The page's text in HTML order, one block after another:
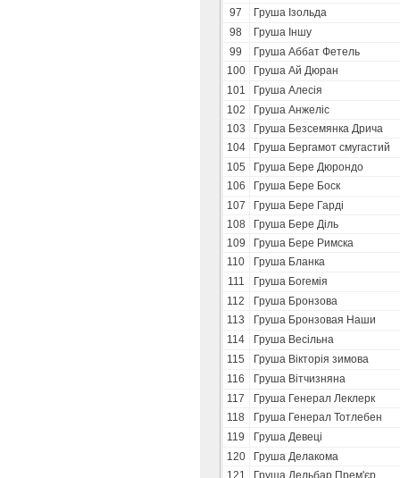
97
Груша Ізольда
98
Груша Іншу
99
Груша Аббат Фетель
100
Груша Ай Дюран
101
Груша Алесія
102
Груша Анжеліс
103
Груша Безсемянка Дрича
104
Груша Бергамот смугастий
105
Груша Бере Дюрондо
106
Груша Бере Боск
107
Груша Бере Гарді
108
Груша Бере Діль
109
Груша Бере Римска
110
Груша Бланка
111
Груша Богемія
112
Груша Бронзова
113
Груша Бронзовая Наши
114
Груша Весільна
115
Груша Вікторія зимова
116
Груша Вітчизняна
117
Груша Генерал Леклерк
118
Груша Генерал Тотлебен
119
Груша Девеці
120
Груша Делакома
121
Груша Дельбар Прем'єр